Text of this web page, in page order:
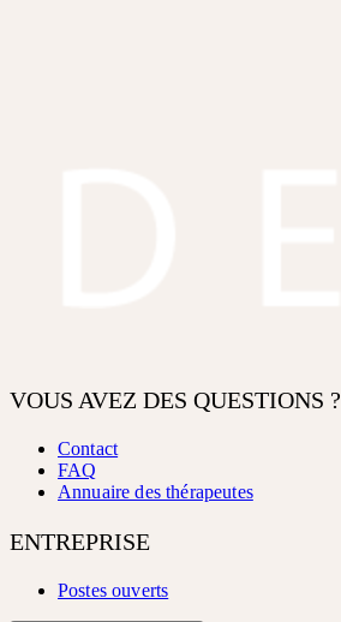
VOUS AVEZ DES QUESTIONS ?
Contact
FAQ
Annuaire des thérapeutes
ENTREPRISE
Postes ouverts